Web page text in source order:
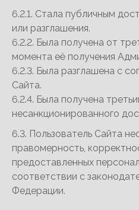
6.2.1. Стала публичным
или разглашения.
6.2.2. Была получена от
момента её получения
6.2.3. Была разглашена с
Сайта.
6.2.4. Была получена
несанкционированного
6.3. Пользователь Сайта
правомерность,
предоставленных
соответствии с
Федерации.